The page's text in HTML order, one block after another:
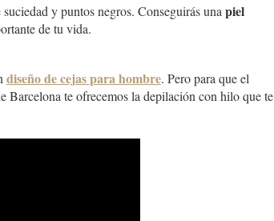
y puntos negros. Conseguirás una piel
de tu vida.
diseño de cejas para hombre. Pero para que el
Barcelona te ofrecemos la depilación con hilo que te